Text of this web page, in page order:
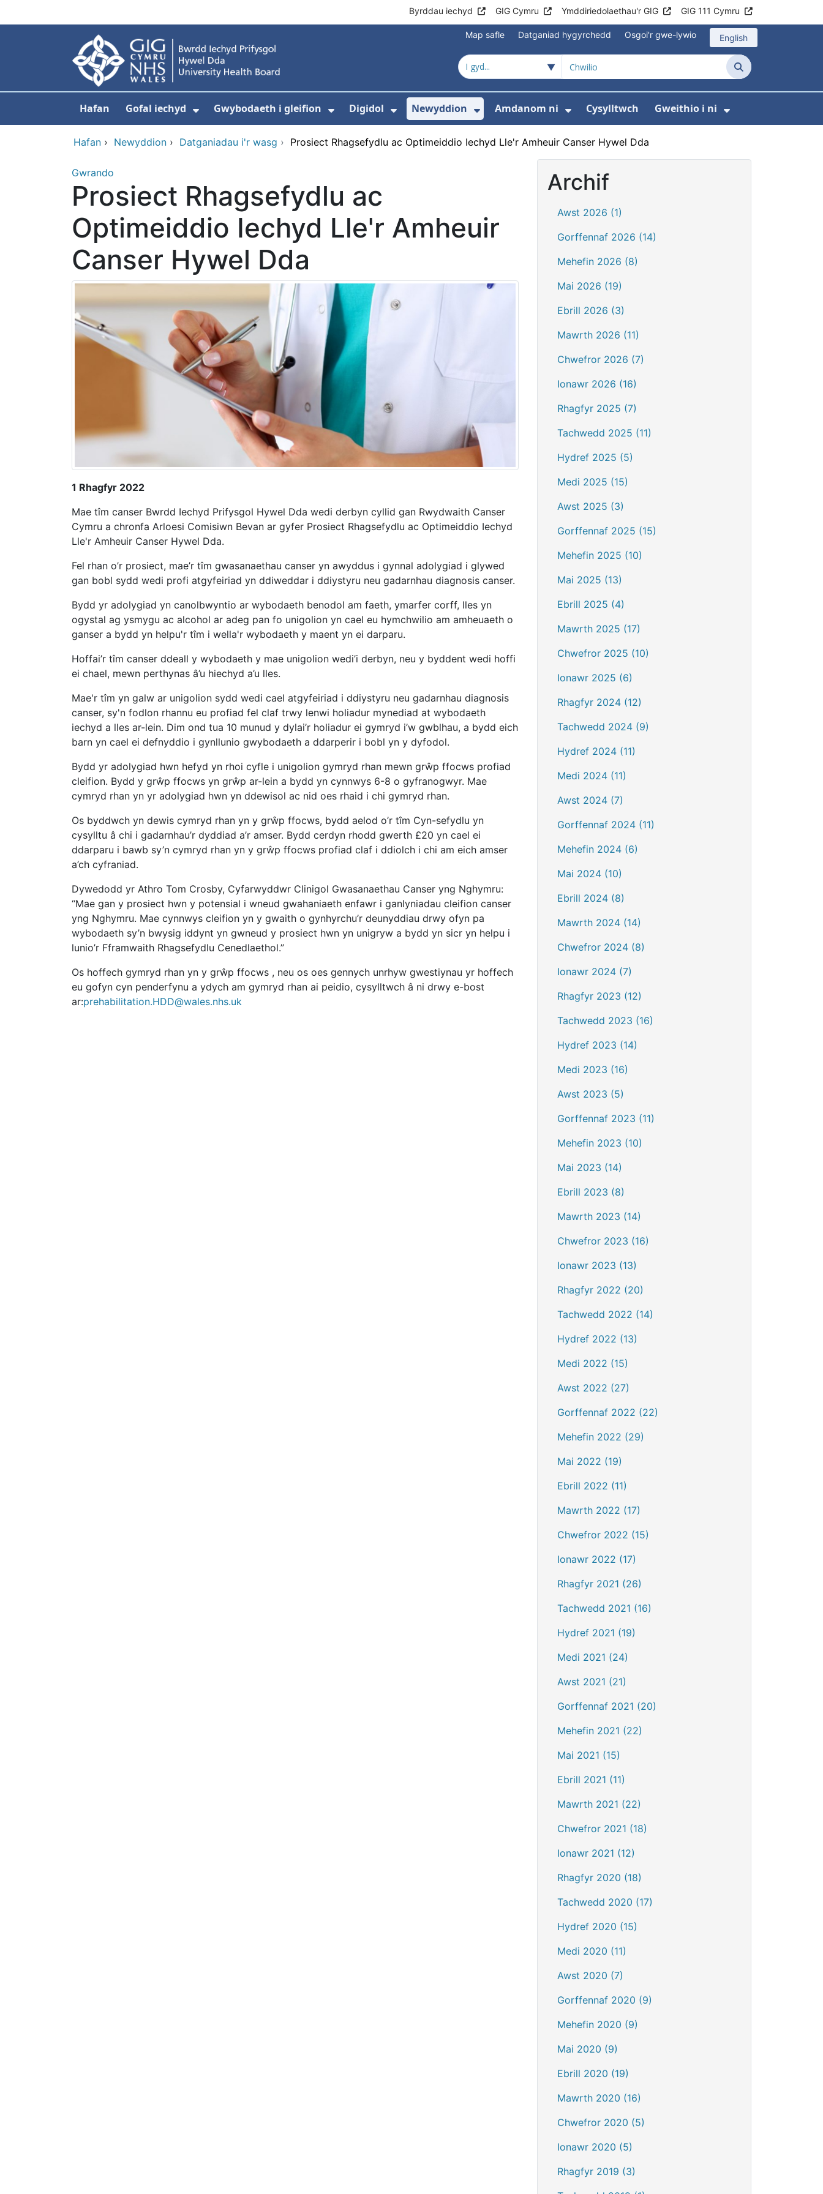
Byrddau iechyd GIG Cymru Ymddiriedolaethau'r GIG GIG 111 Cymru
Map safle Datganiad hygyrchedd Osgoi'r gwe-lywio English
Chwilio
Hafan Gofal iechyd
Dangos isddewislen ar gyfer Gofal iechyd
Gwybodaeth i gleifion
Dangos isddewislen ar gyfer Gwybodaeth i gleifion
Digidol
Dangos isddewislen ar gyfer Digidol
Newyddion
Dangos isddewislen ar gyfer Newyddion
Amdanom ni
Dangos isddewislen ar gyfer Amdanom ni
Cysylltwch Gweithio i ni
Dangos
Hafan › Newyddion › Datganiadau i'r wasg › Prosiect Rhagsefydlu ac Optimeiddio Iechyd Lle'r Amheuir Canser Hywel Dda
Gwrando
Prosiect Rhagsefydlu ac
Optimeiddio Iechyd Lle'r Amheuir
Canser Hywel Dda
1 Rhagfyr 2022
Mae tîm canser Bwrdd Iechyd Prifysgol Hywel Dda wedi derbyn cyllid gan Rwydwaith Canser
Cymru a chronfa Arloesi Comisiwn Bevan ar gyfer Prosiect Rhagsefydlu ac Optimeiddio Iechyd
Lle'r Amheuir Canser Hywel Dda.
Fel rhan o’r prosiect, mae’r tîm gwasanaethau canser yn awyddus i gynnal adolygiad i glywed
gan bobl sydd wedi profi atgyfeiriad yn ddiweddar i ddiystyru neu gadarnhau diagnosis canser.
Bydd yr adolygiad yn canolbwyntio ar wybodaeth benodol am faeth, ymarfer corff, lles yn
ogystal ag ysmygu ac alcohol ar adeg pan fo unigolion yn cael eu hymchwilio am amheuaeth o
ganser a bydd yn helpu'r tîm i wella'r wybodaeth y maent yn ei darparu.
Hoffai’r tîm canser ddeall y wybodaeth y mae unigolion wedi’i derbyn, neu y byddent wedi hoffi
ei chael, mewn perthynas â’u hiechyd a’u lles.
Mae'r tîm yn galw ar unigolion sydd wedi cael atgyfeiriad i ddiystyru neu gadarnhau diagnosis
canser, sy'n fodlon rhannu eu profiad fel claf trwy lenwi holiadur mynediad at wybodaeth
iechyd a lles ar-lein. Dim ond tua 10 munud y dylai’r holiadur ei gymryd i’w gwblhau, a bydd eich
barn yn cael ei defnyddio i gynllunio gwybodaeth a ddarperir i bobl yn y dyfodol.
Bydd yr adolygiad hwn hefyd yn rhoi cyfle i unigolion gymryd rhan mewn grŵp ffocws profiad
cleifion. Bydd y grŵp ffocws yn grŵp ar-lein a bydd yn cynnwys 6-8 o gyfranogwyr. Mae
cymryd rhan yn yr adolygiad hwn yn ddewisol ac nid oes rhaid i chi gymryd rhan.
Os byddwch yn dewis cymryd rhan yn y grŵp ffocws, bydd aelod o’r tîm Cyn-sefydlu yn
cysylltu â chi i gadarnhau’r dyddiad a’r amser. Bydd cerdyn rhodd gwerth £20 yn cael ei
ddarparu i bawb sy’n cymryd rhan yn y grŵp ffocws profiad claf i ddiolch i chi am eich amser
a’ch cyfraniad.
Dywedodd yr Athro Tom Crosby, Cyfarwyddwr Clinigol Gwasanaethau Canser yng Nghymru:
“Mae gan y prosiect hwn y potensial i wneud gwahaniaeth enfawr i ganlyniadau cleifion canser
yng Nghymru. Mae cynnwys cleifion yn y gwaith o gynhyrchu’r deunyddiau drwy ofyn pa
wybodaeth sy’n bwysig iddynt yn gwneud y prosiect hwn yn unigryw a bydd yn sicr yn helpu i
lunio’r Fframwaith Rhagsefydlu Cenedlaethol.”
Os hoffech gymryd rhan yn y grŵp ffocws , neu os oes gennych unrhyw gwestiynau yr hoffech
eu gofyn cyn penderfynu a ydych am gymryd rhan ai peidio, cysylltwch â ni drwy e-bost
ar:prehabilitation.HDD@wales.nhs.uk
Archif
Awst 2026 (1)
Gorffennaf 2026 (14)
Mehefin 2026 (8)
Mai 2026 (19)
Ebrill 2026 (3)
Mawrth 2026 (11)
Chwefror 2026 (7)
Ionawr 2026 (16)
Rhagfyr 2025 (7)
Tachwedd 2025 (11)
Hydref 2025 (5)
Medi 2025 (15)
Awst 2025 (3)
Gorffennaf 2025 (15)
Mehefin 2025 (10)
Mai 2025 (13)
Ebrill 2025 (4)
Mawrth 2025 (17)
Chwefror 2025 (10)
Ionawr 2025 (6)
Rhagfyr 2024 (12)
Tachwedd 2024 (9)
Hydref 2024 (11)
Medi 2024 (11)
Awst 2024 (7)
Gorffennaf 2024 (11)
Mehefin 2024 (6)
Mai 2024 (10)
Ebrill 2024 (8)
Mawrth 2024 (14)
Chwefror 2024 (8)
Ionawr 2024 (7)
Rhagfyr 2023 (12)
Tachwedd 2023 (16)
Hydref 2023 (14)
Medi 2023 (16)
Awst 2023 (5)
Gorffennaf 2023 (11)
Mehefin 2023 (10)
Mai 2023 (14)
Ebrill 2023 (8)
Mawrth 2023 (14)
Chwefror 2023 (16)
Ionawr 2023 (13)
Rhagfyr 2022 (20)
Tachwedd 2022 (14)
Hydref 2022 (13)
Medi 2022 (15)
Awst 2022 (27)
Gorffennaf 2022 (22)
Mehefin 2022 (29)
Mai 2022 (19)
Ebrill 2022 (11)
Mawrth 2022 (17)
Chwefror 2022 (15)
Ionawr 2022 (17)
Rhagfyr 2021 (26)
Tachwedd 2021 (16)
Hydref 2021 (19)
Medi 2021 (24)
Awst 2021 (21)
Gorffennaf 2021 (20)
Mehefin 2021 (22)
Mai 2021 (15)
Ebrill 2021 (11)
Mawrth 2021 (22)
Chwefror 2021 (18)
Ionawr 2021 (12)
Rhagfyr 2020 (18)
Tachwedd 2020 (17)
Hydref 2020 (15)
Medi 2020 (11)
Awst 2020 (7)
Gorffennaf 2020 (9)
Mehefin 2020 (9)
Mai 2020 (9)
Ebrill 2020 (19)
Mawrth 2020 (16)
Chwefror 2020 (5)
Ionawr 2020 (5)
Rhagfyr 2019 (3)